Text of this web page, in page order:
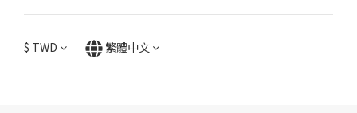
$ TWD 繁體中文